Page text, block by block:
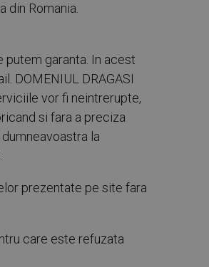
Romania.
garanta. In acest
DOMENIUL DRAGASI
vor fi neintrerupte,
si fara a preciza
la
prezentate pe site fara
care este refuzata